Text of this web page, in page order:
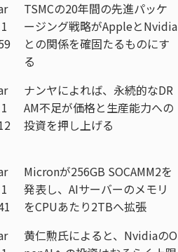
TSMCの20年間の先進パッケ
ージング戦略がAppleとNvidia
との関係を確固たるものにす
る
ナンヤによれば、永続的なDR
AM不足が価格と生産能力への
投資を押し上げる
Micronが256GB SOCAMM2を
発表し、AIサーバーのメモリ
をCPUあたり2TBへ拡張
黄仁勲氏によると、NvidiaのO